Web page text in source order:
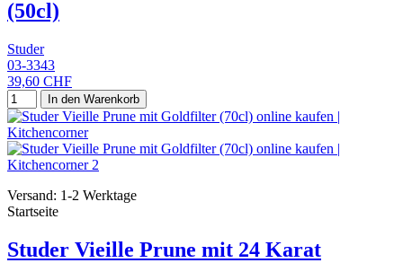
(50cl)
Studer
03-3343
39,60 CHF
In den Warenkorb
Versand: 1-2 Werktage
Startseite
Studer Vieille Prune mit 24 Karat